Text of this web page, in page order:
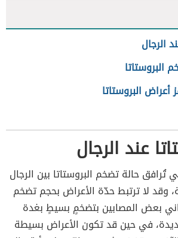
الرجال
البروستاتا
عند الرجال
تُرافق حالة تضخم البروستاتا بين الرجال
وقد لا ترتبط حدّة الأعراض بحجم تضخم
بعض المصابين بتضخمٍ بسيطٍ بغدة
في حين قد تكون الأعراض بسيطة